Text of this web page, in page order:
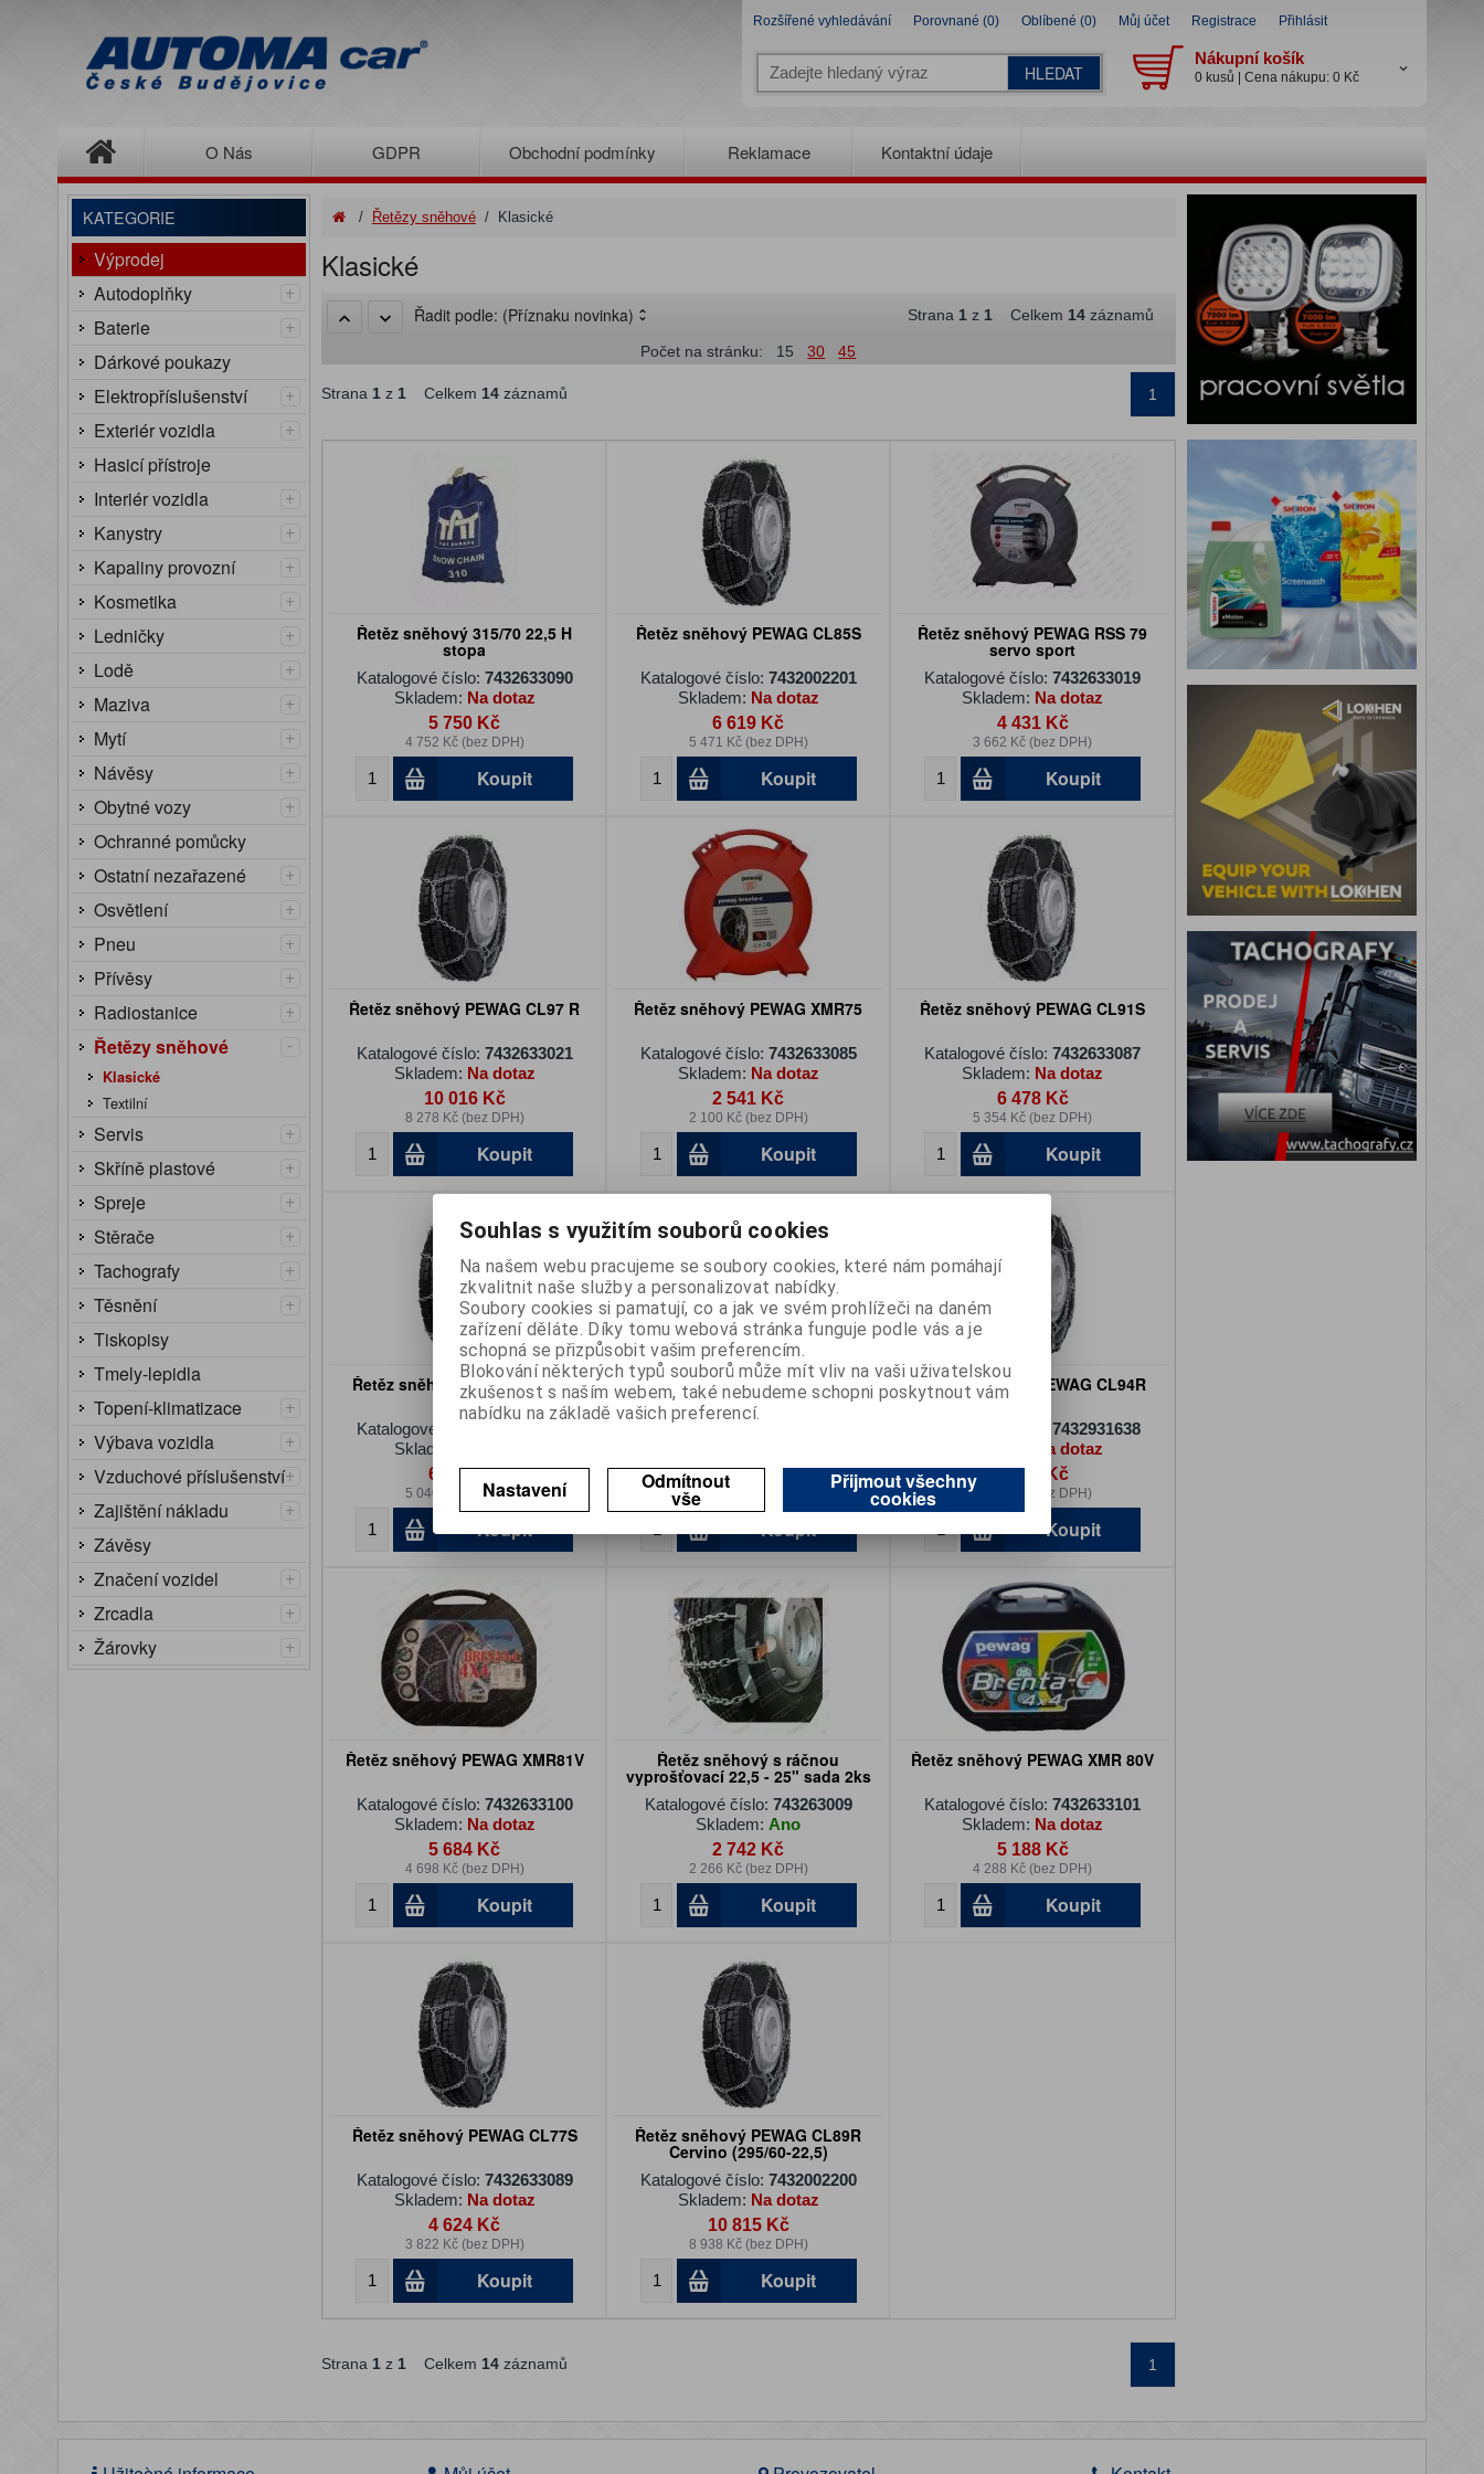
Rozšířené vyhledávání Porovnané (0) Oblíbené (0) Můj účet Registrace Přihlásit
HLEDAT
Nákupní košík
0 kusů | Cena nákupu: 0 Kč
O Nás GDPR Obchodní podmínky Reklamace Kontaktní údaje
KATEGORIE
Výprodej
Autodoplňky
+
Baterie
+
Dárkové poukazy
Elektropříslušenství
+
Exteriér vozidla
+
Hasicí přístroje
Interiér vozidla
+
Kanystry
+
Kapaliny provozní
+
Kosmetika
+
Ledničky
+
Lodě
+
Maziva
+
Mytí
+
Návěsy
+
Obytné vozy
+
Ochranné pomůcky
Ostatní nezařazené
+
Osvětlení
+
Pneu
+
Přívěsy
+
Radiostanice
+
Řetězy sněhové
-
Klasické
Textilní
Servis
+
Skříně plastové
+
Spreje
+
Stěrače
+
Tachografy
+
Těsnění
+
Tiskopisy
Tmely-lepidla
Topení-klimatizace
+
Výbava vozidla
+
Vzduchové příslušenství+
Zajištění nákladu
+
Závěsy
Značení vozidel
+
Zrcadla
+
Žárovky
+
/ Řetězy sněhové/ Klasické
Klasické
Řadit podle: (Příznaku novinka) Strana 1z 1Celkem 14záznamů
Počet na stránku: 15 30 45
Strana 1z 1Celkem 14záznamů 1
Řetěz sněhový 315/70 22,5 H
stopa
Katalogové číslo: 7432633090
Skladem: Na dotaz
5 750 Kč
4 752 Kč (bez DPH)
Koupit
Řetěz sněhový PEWAG CL85S
Katalogové číslo: 7432002201
Skladem: Na dotaz
6 619 Kč
5 471 Kč (bez DPH)
Koupit
Řetěz sněhový PEWAG RSS 79
servo sport
Katalogové číslo:7432633019
Skladem: Na dotaz
4 431 Kč
3 662 Kč (bez DPH)
Koupit
Řetěz sněhový PEWAG CL97 R
Katalogové číslo: 7432633021
Skladem: Na dotaz
10 016 Kč
8 278 Kč (bez DPH)
Koupit
Řetěz sněhový PEWAG XMR75
Katalogové číslo: 7432633085
Skladem: Na dotaz
2 541 Kč
2 100 Kč (bez DPH)
Koupit
Řetěz sněhový PEWAG CL91S
Katalogové číslo:7432633087
Skladem: Na dotaz
6 478 Kč
5 354 Kč (bez DPH)
Koupit
Řetěz sněhový PEWAG CL80S
Katalogové číslo:
Skladem:
6 099 Kč
5 040 Kč (bez DPH)
Koupit
Řetěz sněhový PEWAG CL73S
Katalogové číslo:
3 499 Kč
2 892 Kč (bez DPH)
Koupit
Řetěz sněhový PEWAG CL94R
Katalogové číslo:7432931638
Na dotaz
7 769 Kč
6 420 Kč (bez DPH)
Koupit
Řetěz sněhový PEWAG XMR81V
Katalogové číslo: 7432633100
Skladem: Na dotaz
5 684 Kč
4 698 Kč (bez DPH)
Koupit
Řetěz sněhový s ráčnou
vyprošťovací 22,5 - 25" sada 2ks
Katalogové číslo: 743263009
Skladem: Ano
2 742 Kč
2 266 Kč (bez DPH)
Koupit
Řetěz sněhový PEWAG XMR 80V
Katalogové číslo:7432633101
Skladem: Na dotaz
5 188 Kč
4 288 Kč (bez DPH)
Koupit
Řetěz sněhový PEWAG CL77S
Katalogové číslo: 7432633089
Skladem: Na dotaz
4 624 Kč
3 822 Kč (bez DPH)
Koupit
Řetěz sněhový PEWAG CL89R
Cervino (295/60-22,5)
Katalogové číslo: 7432002200
Skladem: Na dotaz
10 815 Kč
8 938 Kč (bez DPH)
Koupit
Strana 1z 1Celkem 14záznamů 1
Souhlas s využitím souborů cookies
Na našem webu pracujeme se soubory cookies, které nám pomáhají
zkvalitnit naše služby a personalizovat nabídky.
Soubory cookies si pamatují, co a jak ve svém prohlížeči na daném
zařízení děláte. Díky tomu webová stránka funguje podle vás a je
schopná se přizpůsobit vašim preferencím.
Blokování některých typů souborů může mít vliv na vaši uživatelskou
zkušenost s naším webem, také nebudeme schopni poskytnout vám
nabídku na základě vašich preferencí.
Nastavení Odmítnout
vše
Přijmout všechny
cookies